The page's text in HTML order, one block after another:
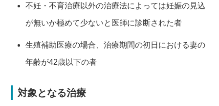
不妊・不育治療以外の治療法によっては妊娠の見込
が無いか極めて少ないと医師に診断された者
生殖補助医療の場合、治療期間の初日における妻の
年齢が42歳以下の者
対象となる治療